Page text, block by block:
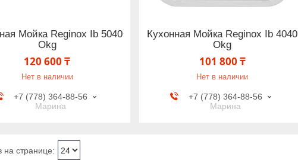
Мойка Reginox Ib 5040
Okg
120 600 ₸
Нет в наличии
+7 (778) 364-88-56
Марина
Кухонная Мойка Reginox Ib 4040
Okg
101 800 ₸
Нет в наличии
+7 (778) 364-88-56
Марина